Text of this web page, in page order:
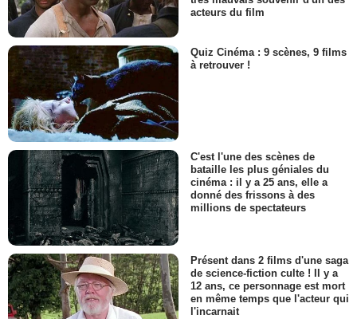
acteurs du film
Quiz Cinéma : 9 scènes, 9 films
à retrouver !
C'est l'une des scènes de
bataille les plus géniales du
cinéma : il y a 25 ans, elle a
donné des frissons à des
millions de spectateurs
Présent dans 2 films d'une saga
de science-fiction culte ! Il y a
12 ans, ce personnage est mort
en même temps que l'acteur qui
l'incarnait